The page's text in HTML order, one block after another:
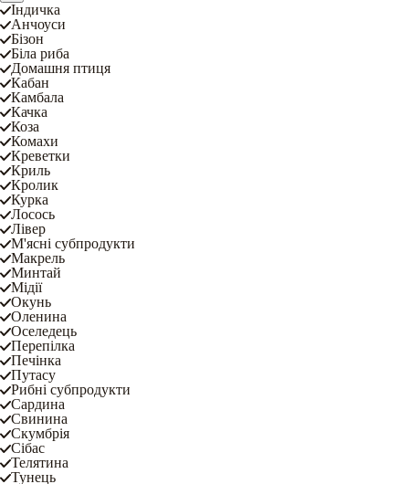
Індичка
Анчоуси
Бізон
Біла риба
Домашня птиця
Кабан
Камбала
Качка
Коза
Комахи
Креветки
Криль
Кролик
Курка
Лосось
Лівер
М'ясні субпродукти
Макрель
Минтай
Мідії
Окунь
Оленина
Оселедець
Перепілка
Печінка
Путасу
Рибні субпродукти
Сардина
Свинина
Скумбрія
Сібас
Телятина
Тунець